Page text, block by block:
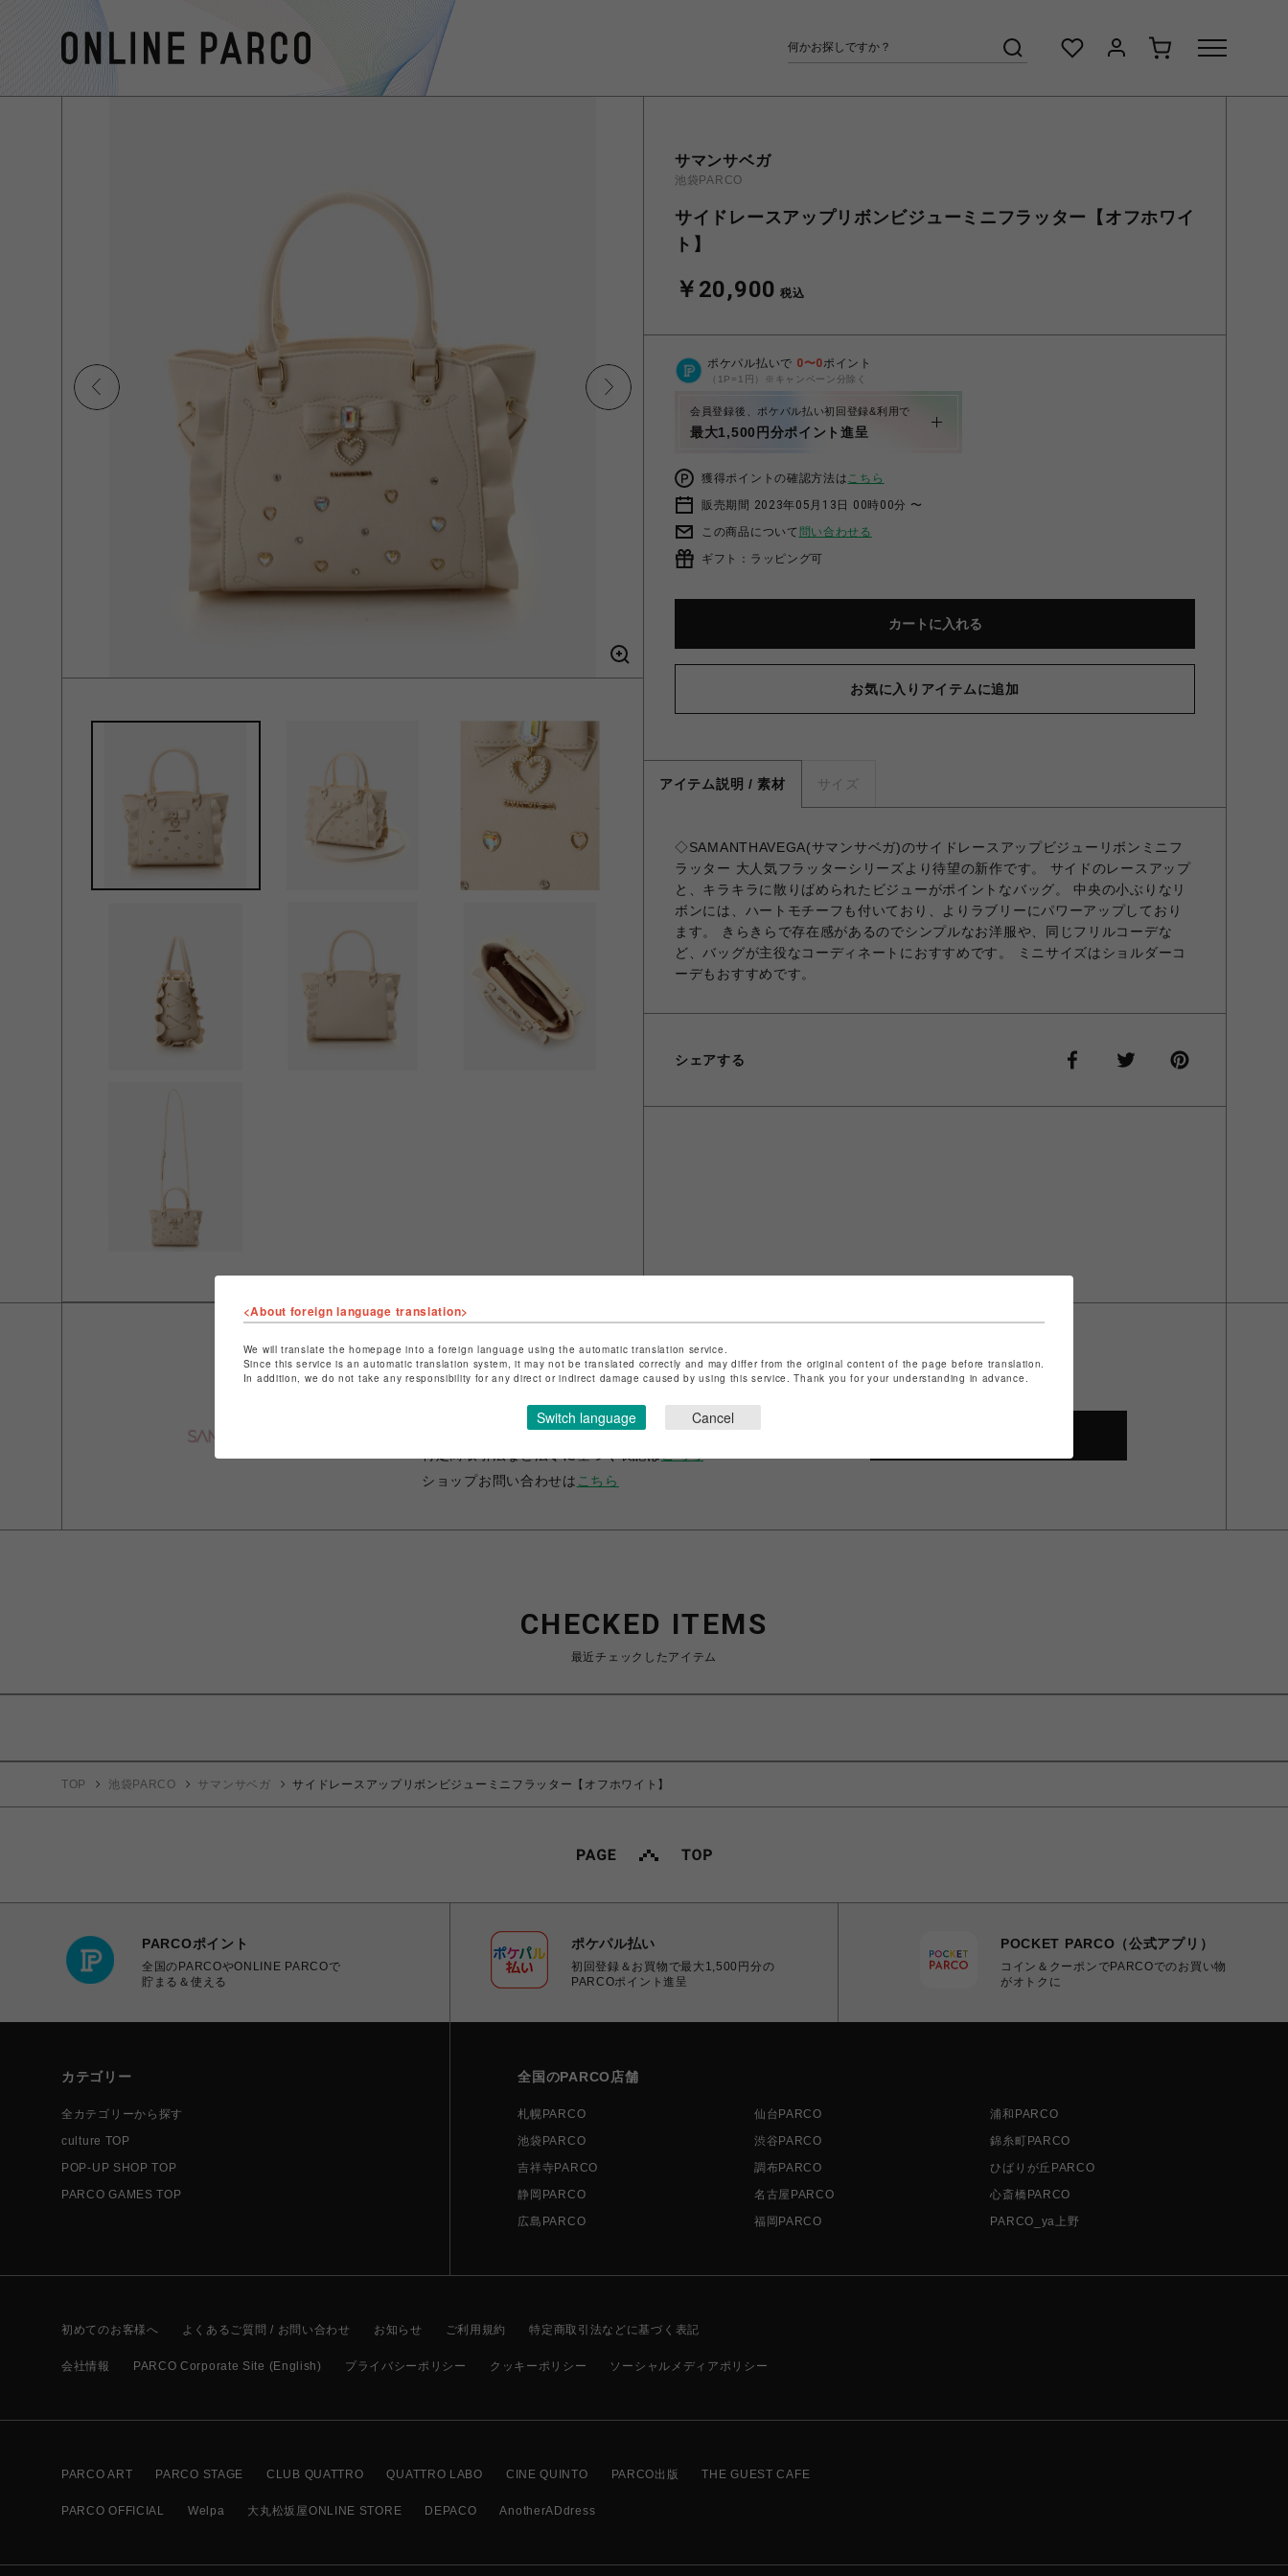
サマンサベガ
池袋PARCO
サイドレースアップリボンビジューミニフラッター【オフホワイ
ト】
￥20,900 税込
ポケパル払いで 0〜0ポイント
（1P=1円）※キャンペーン分除く
会員登録後、ポケパル払い初回登録&利用で
最大1,500円分ポイント進呈
獲得ポイントの確認方法はこちら
販売期間 2023年05月13日 00時00分 〜
この商品について 問い合わせる
ギフト：ラッピング可
カートに入れる
お気に入りアイテムに追加
アイテム説明 / 素材 サイズ
◇SAMANTHAVEGA(サマンサベガ)のサイドレースアップビジューリボンミニフ
ラッター 大人気フラッターシリーズより待望の新作です。 サイドのレースアップ
と、キラキラに散りばめられたビジューがポイントなバッグ。 中央の小ぶりなリ
ボンには、ハートモチーフも付いており、よりラブリーにパワーアップしており
ます。 きらきらで存在感があるのでシンプルなお洋服や、同じフリルコーデな
ど、バッグが主役なコーディネートにおすすめです。 ミニサイズはショルダーコ
ーデもおすすめです。
シェアする
池袋PARCO
ショップお問い合わせは こちら
CHECKED ITEMS
最近チェックしたアイテム
TOP 池袋PARCO サマンサベガ サイドレースアップリボンビジューミニフラッター【オフホワイト】
PARCOポイント
全国のPARCOやONLINE PARCOで
貯まる＆使える
ポケパル払い
初回登録＆お買物で最大1,500円分の
PARCOポイント進呈
POCKET PARCO（公式アプリ）
コイン＆クーポンでPARCOでのお買い物
がオトクに
カテゴリー
全カテゴリーから探す
culture TOP
POP-UP SHOP TOP
PARCO GAMES TOP
全国のPARCO店舗
札幌PARCO 仙台PARCO
浦和PARCO
池袋PARCO
渋谷PARCO
錦糸町PARCO
吉祥寺PARCO
調布PARCO
ひばりが丘PARCO
静岡PARCO
名古屋PARCO
心斎橋PARCO
広島PARCO
福岡PARCO PARCO_ya上野
初めてのお客様へ よくあるご質問 / お問い合わせ お知らせ ご利用規約 特定商取引法などに基づく表記
会社情報 PARCO Corporate Site (English) プライバシーポリシー クッキーポリシー ソーシャルメディアポリシー
PARCO ART PARCO STAGE CLUB QUATTRO QUATTRO LABO CINE QUINTO PARCO出版 THE GUEST CAFE
PARCO OFFICIAL Welpa 大丸松坂屋ONLINE STORE DEPACO AnotherADdress
<About foreign language translation>
We will translate the homepage into a foreign language using the automatic translation service.
Since this service is an automatic translation system, it may not be translated correctly and may differ from the original content of the page before translation.
In addition, we do not take any responsibility for any direct or indirect damage caused by using this service. Thank you for your understanding in advance.
Switch language Cancel